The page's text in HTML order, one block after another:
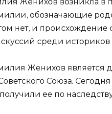
обозначающие
нет, и
среди историков
Женихов является
Союза.
ее по наследству